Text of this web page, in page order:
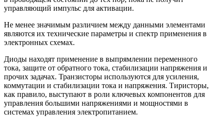
управляющий импульс для активации.
Не менее значимым различием между данными элементами
являются их технические параметры и спектр применения в
электронных схемах.
Диоды находят применение в выпрямлении переменного
тока, защите от обратного тока, стабилизации напряжения и
прочих задачах. Транзисторы используются для усиления,
коммутации и стабилизации тока и напряжения. Тиристоры,
как правило, выступают в роли ключевых компонентов для
управления большими напряжениями и мощностями в
системах управления электропитанием.